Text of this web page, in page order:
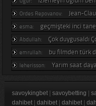
Ordes Repovanov: Jean-
esma: geçmişteki inci
Abdullah: Çok duygusaldı
emrullah: bu filmden türk
leherisson: Yarım saat
savoykingbet| savoybetting |
dahibet| dahibet| dahibet|